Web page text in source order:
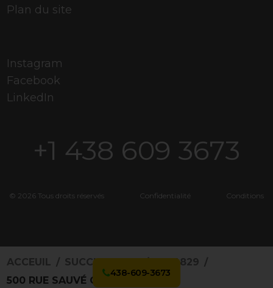
Plan du site
Instagram
Facebook
LinkedIn
+1 438 609 3673
© 2026 Tous droits réservés Confidentialité Conditions
438-609-3673
ACCEUIL SUCCURSALES
5094829
500 RUE SAUVÉ O